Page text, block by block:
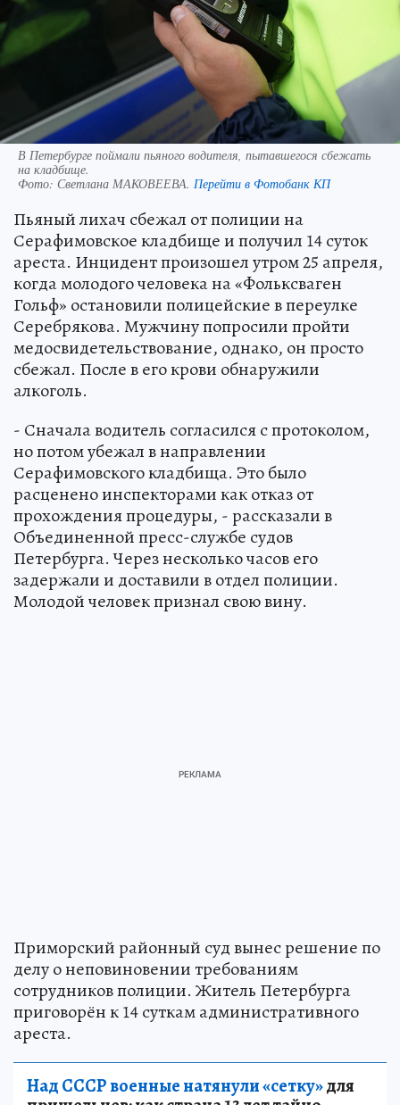
В Петербурге поймали пьяного водителя, пытавшегося сбежать
на кладбище.
Фото: Светлана МАКОВЕЕВА. Перейти в Фотобанк КП
Пьяный лихач сбежал от полиции на
Серафимовское кладбище и получил 14 суток
ареста. Инцидент произошел утром 25 апреля,
когда молодого человека на «Фольксваген
Гольф» остановили полицейские в переулке
Серебрякова. Мужчину попросили пройти
медосвидетельствование, однако, он просто
сбежал. После в его крови обнаружили
алкоголь.
- Сначала водитель согласился с протоколом,
но потом убежал в направлении
Серафимовского кладбища. Это было
расценено инспекторами как отказ от
прохождения процедуры, - рассказали в
Объединенной пресс-службе судов
Петербурга. Через несколько часов его
задержали и доставили в отдел полиции.
Молодой человек признал свою вину.
Приморский районный суд вынес решение по
делу о неповиновении требованиям
сотрудников полиции. Житель Петербурга
приговорён к 14 суткам административного
ареста.
Над СССР военные натянули «сетку»для